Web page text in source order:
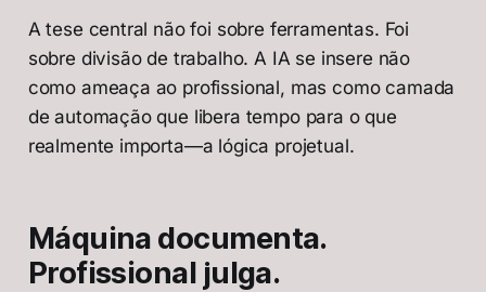
A tese central não foi sobre ferramentas. Foi
sobre divisão de trabalho. A IA se insere não
como ameaça ao profissional, mas como camada
de automação que libera tempo para o que
realmente importa—a lógica projetual.
Máquina documenta.
Profissional julga.